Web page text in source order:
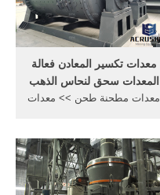
النابلسي Duration: 40:36.
معدات تكسير المعادن فعالة
المعدات سحق لنحاس الذهب
معدات مطحنة طحن >> معدات
من حيث التكلفة الفك صخرة
آلة سحق في الصين الشركات
التي تعمل في معدات التعدين